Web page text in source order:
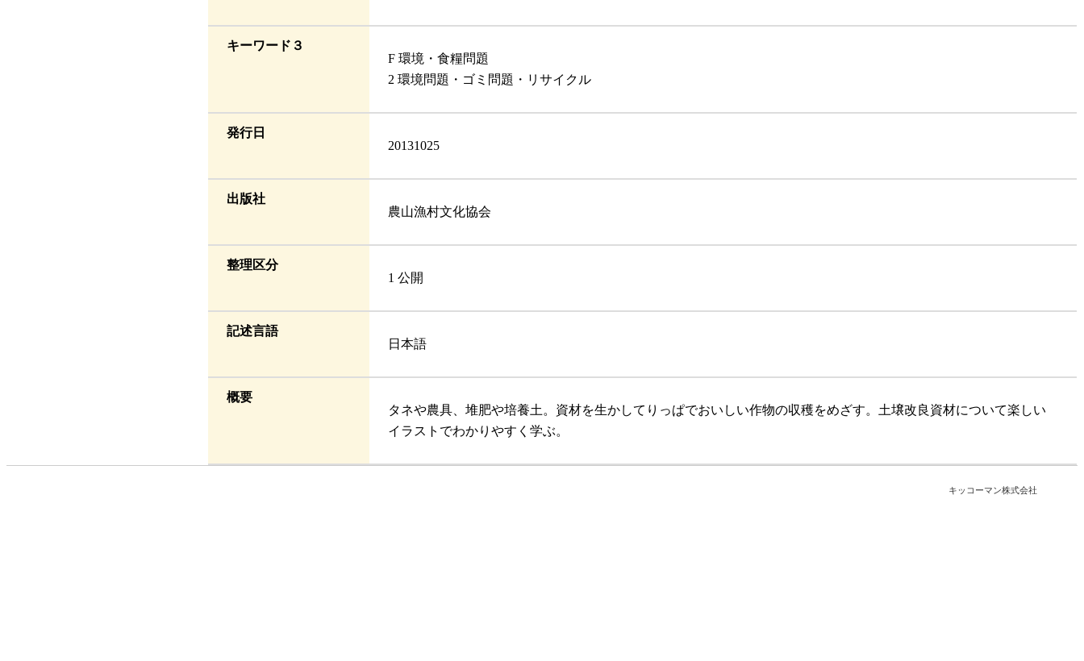
キーワード３
F 環境・食糧問題
2 環境問題・ゴミ問題・リサイクル
発行日
20131025
出版社
農山漁村文化協会
整理区分
1 公開
記述言語
日本語
概要
タネや農具、堆肥や培養土。資材を生かしてりっぱでおいしい作物の収穫をめざす。土壌改良資材について楽しい
イラストでわかりやすく学ぶ。
キッコーマン株式会社